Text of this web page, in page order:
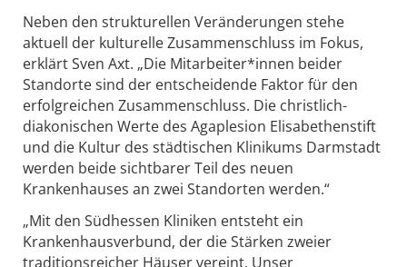
Neben den strukturellen Veränderungen stehe
aktuell der kulturelle Zusammenschluss im Fokus,
erklärt Sven Axt. „Die Mitarbeiter*innen beider
Standorte sind der entscheidende Faktor für den
erfolgreichen Zusammenschluss. Die christlich-
diakonischen Werte des Agaplesion Elisabethenstift
und die Kultur des städtischen Klinikums Darmstadt
werden beide sichtbarer Teil des neuen
Krankenhauses an zwei Standorten werden.“
„Mit den Südhessen Kliniken entsteht ein
Krankenhausverbund, der die Stärken zweier
traditionsreicher Häuser vereint. Unser